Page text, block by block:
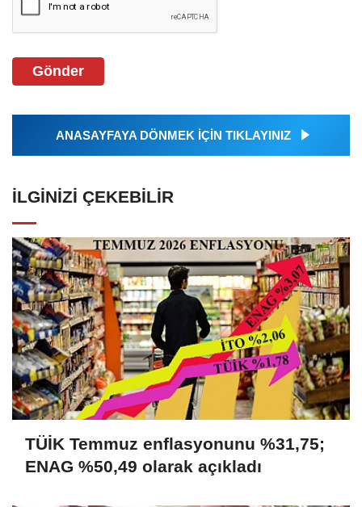
Gönder
ANASAYFAYA DÖNMEK İÇİN TIKLAYINIZ
İLGINIZI ÇEKEBILIR
TÜİK Temmuz enflasyonunu %31,75;
ENAG %50,49 olarak açıkladı